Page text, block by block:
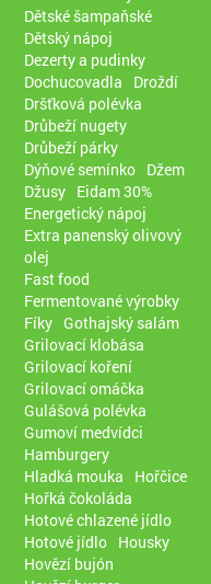
Dětské šampaňské
Dětský nápoj
Dezerty a pudinky
Dochucovadla
Droždí
Dršťková polévka
Drůbeží nugety
Drůbeží párky
Dýňové semínko Džem
Džusy Eidam 30%
Energetický nápoj
Extra panenský olivový
olej
Fast food
Fermentované výrobky
Fíky Gothajský salám
Grilovací klobása
Grilovací koření
Grilovací omáčka
Gulášová polévka
Gumoví medvídci
Hamburgery
Hladká mouka
Hořčice
Hořká čokoláda
Hotové chlazené jídlo
Hotové jídlo Housky
Hovězí bujón